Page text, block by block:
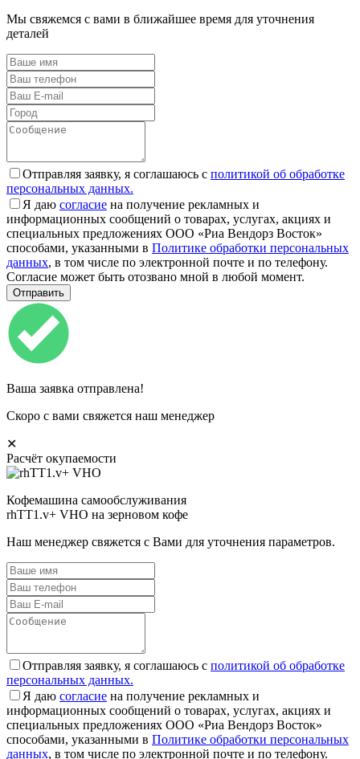
Мы свяжемся с вами в ближайшее время для уточнения
деталей
Отправляя заявку, я соглашаюсь с политикой об обработке
персональных данных.
Я даю согласие на получение рекламных и
информационных сообщений о товарах, услугах, акциях и
специальных предложениях ООО «Риа Вендорз Восток»
способами, указанными в Политике обработки персональных
данных, в том числе по электронной почте и по телефону.
Согласие может быть отозвано мной в любой момент.
Ваша заявка отправлена!
Скоро с вами свяжется наш менеджер
✕
Расчёт окупаемости
Кофемашина самообслуживания
rhTT1.v+ VHO на зерновом кофе
Наш менеджер свяжется с Вами для уточнения параметров.
Отправляя заявку, я соглашаюсь с политикой об обработке
персональных данных.
Я даю согласие на получение рекламных и
информационных сообщений о товарах, услугах, акциях и
специальных предложениях ООО «Риа Вендорз Восток»
способами, указанными в Политике обработки персональных
данных, в том числе по электронной почте и по телефону.